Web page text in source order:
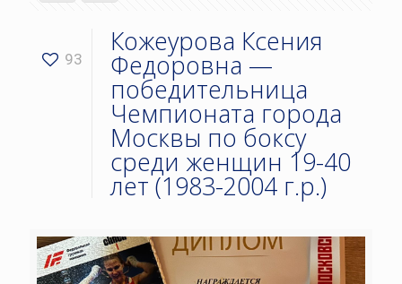
93
Кожеурова Ксения
Федоровна —
победительница
Чемпионата города
Москвы по боксу
среди женщин 19-40
лет (1983-2004 г.р.)